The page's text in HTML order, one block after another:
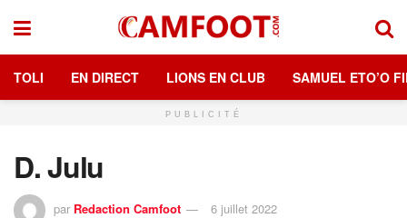
TOLI EN DIRECT LIONS EN CLUB SAMUEL ETO’O
PUBLICITÉ
D. Julu
par Redaction Camfoot 6 juillet 2022